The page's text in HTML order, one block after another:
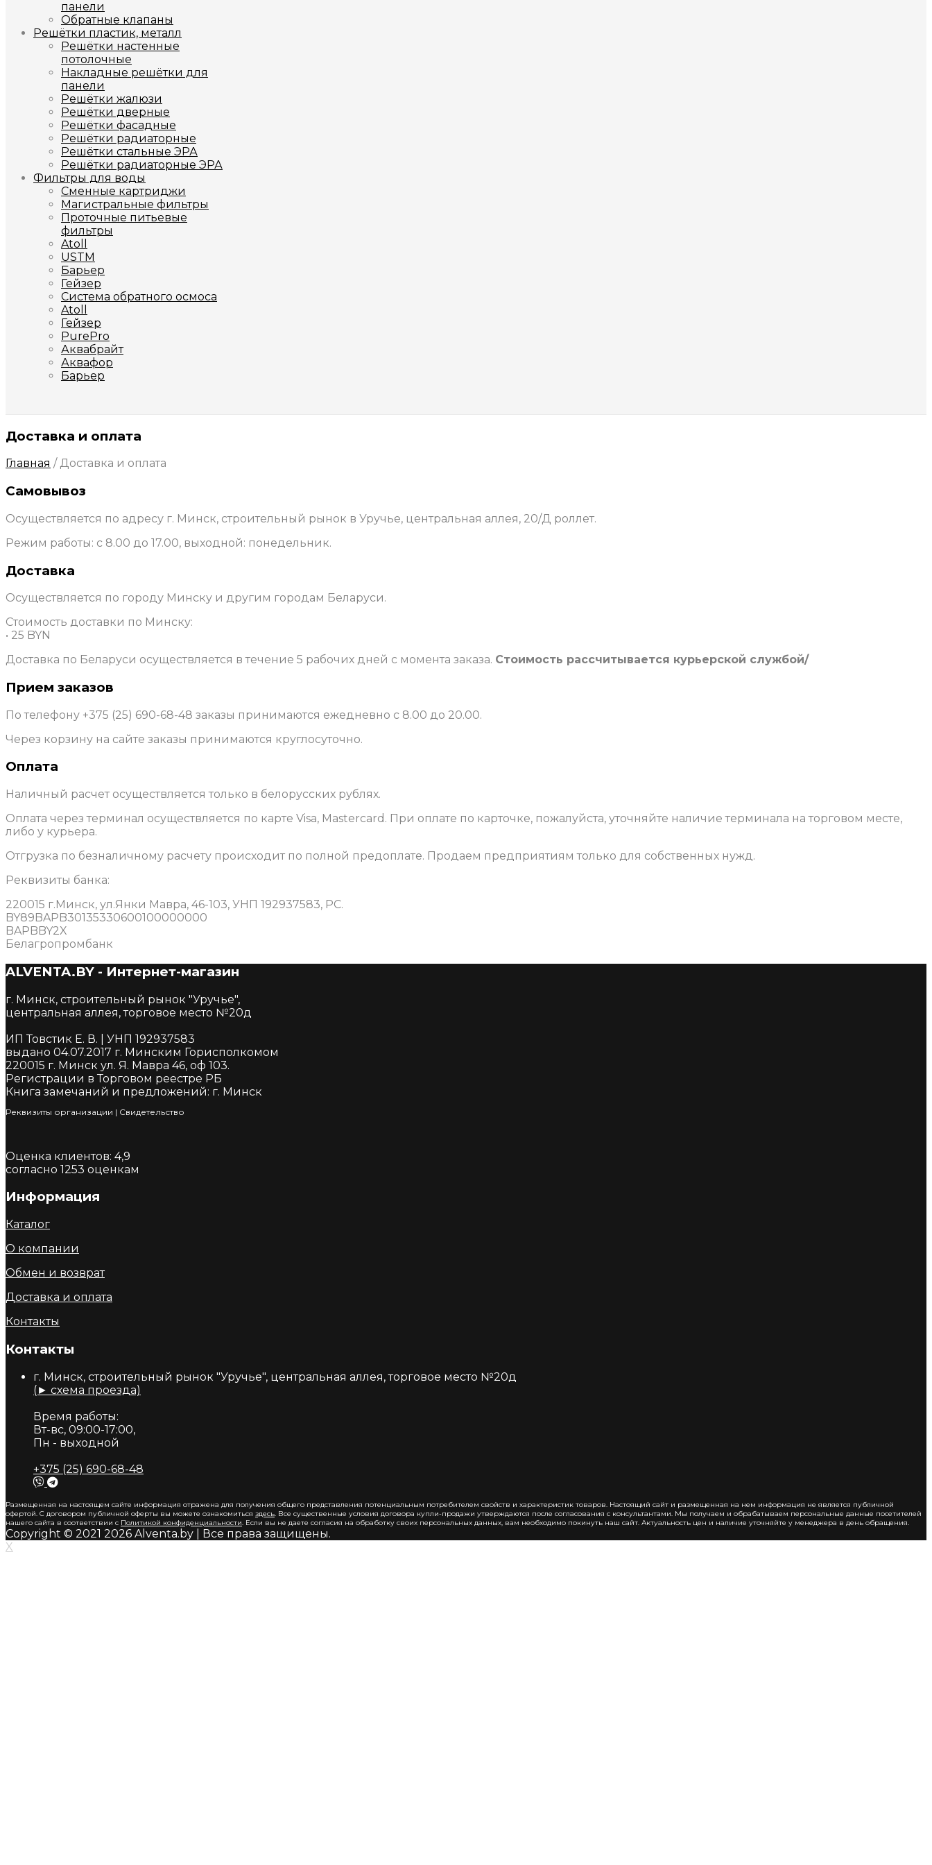
панели
Обратные клапаны
Решётки пластик, металл
Решётки настенные
потолочные
Накладные решётки для
панели
Решётки жалюзи
Решётки дверные
Решётки фасадные
Решётки радиаторные
Решётки стальные ЭРА
Решётки радиаторные ЭРА
Фильтры для воды
Сменные картриджи
Магистральные фильтры
Проточные питьевые
фильтры
Atoll
USTM
Барьер
Гейзер
Система обратного осмоса
Atoll
Гейзер
PurePro
Аквабрайт
Аквафор
Барьер
Доставка и оплата
Главная / Доставка и оплата
Самовывоз
Осуществляется по адресу г. Минск, строительный рынок в Уручье, центральная аллея, 20/Д роллет.
Режим работы: с 8.00 до 17.00, выходной: понедельник.
Доставка
Осуществляется по городу Минску и другим городам Беларуси.
Стоимость доставки по Минску:
• 25 BYN
Доставка по Беларуси осуществляется в течение 5 рабочих дней с момента заказа. Стоимость рассчитывается курьерской службой/
Прием заказов
По телефону +375 (25) 690-68-48 заказы принимаются ежедневно с 8.00 до 20.00.
Через корзину на сайте заказы принимаются круглосуточно.
Оплата
Наличный расчет осуществляется только в белорусских рублях.
Оплата через терминал осуществляется по карте Visa, Mastercard. При оплате по карточке, пожалуйста, уточняйте наличие терминала на торговом месте,
либо у курьера.
Отгрузка по безналичному расчету происходит по полной предоплате. Продаем предприятиям только для собственных нужд.
Реквизиты банка:
220015 г.Минск, ул.Янки Мавра, 46-103, УНП 192937583, РС.
BY89BAPB30135330600100000000
BAPBBY2X
Белагропромбанк
ALVENTA.BY - Интернет-магазин
г. Минск, строительный рынок "Уручье",
центральная аллея, торговое место №20д
ИП Товстик Е. В. | УНП 192937583
выдано 04.07.2017 г. Минским Горисполкомом
220015 г. Минск ул. Я. Мавра 46, оф 103.
Регистрации в Торговом реестре РБ
Книга замечаний и предложений: г. Минск
Реквизиты организации | Cвидетельство
Оценка клиентов: 4,9
согласно 1253 оценкам
Информация
Каталог
О компании
Обмен и возврат
Доставка и оплата
Контакты
Контакты
г. Минск, строительный рынок "Уручье", центральная аллея, торговое место №20д
(► схема проезда)
Время работы:
Вт-вс, 09:00-17:00,
Пн - выходной
+375 (25) 690-68-48
Размещенная на настоящем сайте информация отражена для получения общего представления потенциальным потребителем свойств и характеристик товаров. Настоящий сайт и размещенная на нем информация не является публичной
офертой. С договором публичной оферты вы можете ознакомиться здесь . Все существенные условия договора купли-продажи утверждаются после согласования с консультантами. Мы получаем и обрабатываем персональные данные посетителей
нашего сайта в соответствии с Политикой конфиденциальности . Если вы не даете согласия на обработку своих персональных данных, вам необходимо покинуть наш сайт. Актуальность цен и наличие уточняйте у менеджера в день обращения.
Copyright © 2021 2026 Alventa.by | Все права защищены.
X